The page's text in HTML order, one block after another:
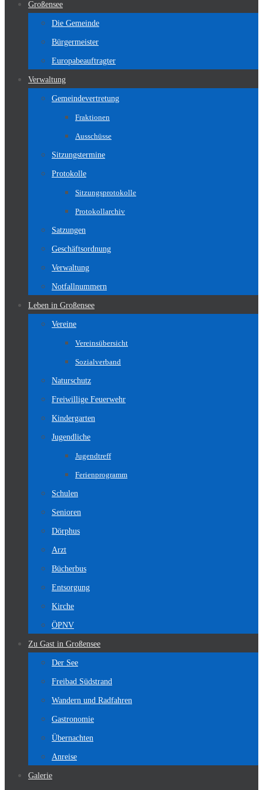
Großensee
Die Gemeinde
Bürgermeister
Europabeauftragter
Verwaltung
Gemeindevertretung
Fraktionen
Ausschüsse
Sitzungstermine
Protokolle
Sitzungsprotokolle
Protokollarchiv
Satzungen
Geschäftsordnung
Verwaltung
Notfallnummern
Leben in Großensee
Vereine
Vereinsübersicht
Sozialverband
Naturschutz
Freiwillige Feuerwehr
Kindergarten
Jugendliche
Jugendtreff
Ferienprogramm
Schulen
Senioren
Dörphus
Arzt
Bücherbus
Entsorgung
Kirche
ÖPNV
Zu Gast in Großensee
Der See
Freibad Südstrand
Wandern und Radfahren
Gastronomie
Übernachten
Anreise
Galerie